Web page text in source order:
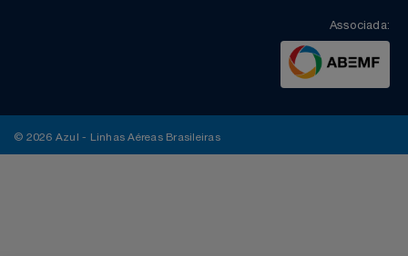
Associada:
© 2026 Azul - Linhas Aéreas Brasileiras